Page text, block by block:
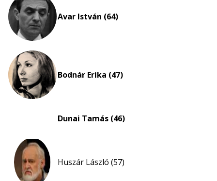
Avar István (64)
Bodnár Erika (47)
Dunai Tamás (46)
Huszár László (57)